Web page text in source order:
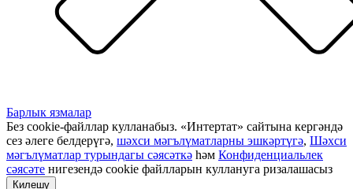
Барлык язмалар
Без cookie-файллар кулланабыз. «Интертат» сайтына кергәндә
сез әлеге белдерүгә, шәхси мәгълүматларны эшкәртүгә, Шәхси
мәгълүматлар турындагы сәясәткә һәм Конфиденциальлек
сәясәте нигезендә cookie файлларын куллануга ризалашасыз
Килешү